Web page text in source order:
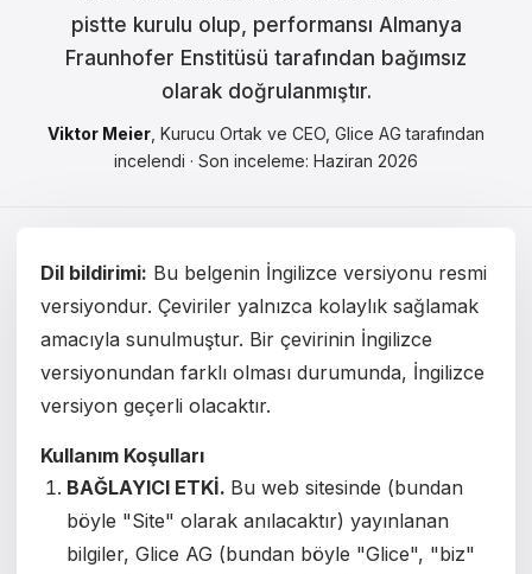
Svenska
Suomi
Magyar
Hrvatski
Română
한국어
中文
pistte kurulu olup, performansı Almanya
Fraunhofer Enstitüsü tarafından bağımsız
olarak doğrulanmıştır.
Viktor Meier , Kurucu Ortak ve CEO, Glice AG tarafından
incelendi · Son inceleme: Haziran 2026
Dil bildirimi: Bu belgenin İngilizce versiyonu resmi
versiyondur. Çeviriler yalnızca kolaylık sağlamak
amacıyla sunulmuştur. Bir çevirinin İngilizce
versiyonundan farklı olması durumunda, İngilizce
versiyon geçerli olacaktır.
Kullanım Koşulları
BAĞLAYICI ETKİ. Bu web sitesinde (bundan
böyle "Site" olarak anılacaktır) yayınlanan
bilgiler, Glice AG (bundan böyle "Glice", "biz"